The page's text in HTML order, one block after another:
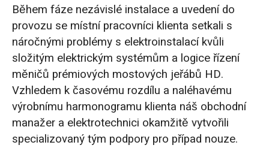
Během fáze nezávislé instalace a uvedení do
provozu se místní pracovníci klienta setkali s
náročnými problémy s elektroinstalací kvůli
složitým elektrickým systémům a logice řízení
měničů prémiových mostových jeřábů HD.
Vzhledem k časovému rozdílu a naléhavému
výrobnímu harmonogramu klienta náš obchodní
manažer a elektrotechnici okamžitě vytvořili
specializovaný tým podpory pro případ nouze.